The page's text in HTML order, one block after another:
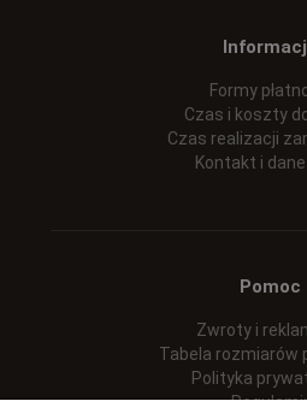
Formy
Czas i koszty
Czas realizacji
Kontakt i
Pomoc
Zwroty i
Tabela rozmiarów
Polityka